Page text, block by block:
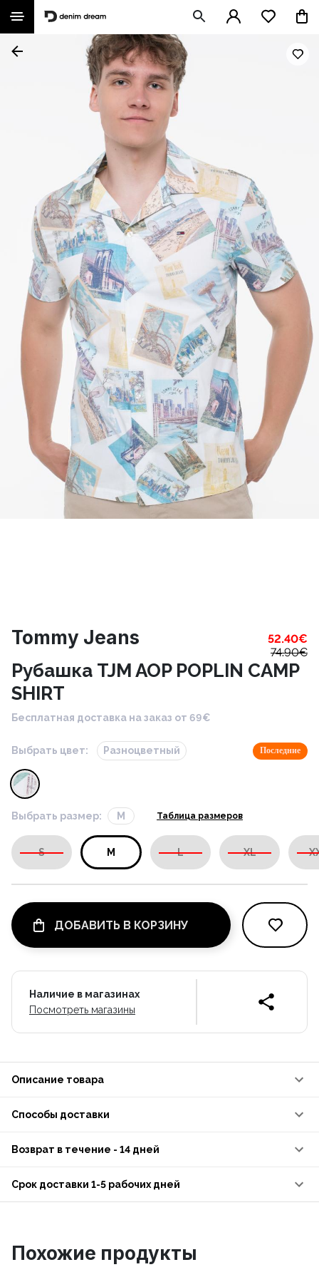
Tommy Jeans 52.40€
74.90€
Рубашка TJM AOP POPLIN CAMP
SHIRT
Бесплатная доставка на заказ от 69€
Выбрать цвет: Разноцветный Последние
Выбрать размер: M Таблица размеров
S M L XL
ДОБАВИТЬ В КОРЗИНУ
Наличие в магазинах
Посмотреть магазины
Описание товара
Способы доставки
Возврат в течение - 14 дней
Срок доставки 1-5 рабочих дней
Похожие продукты